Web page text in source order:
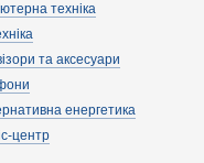
техніка
та аксесуари
енергетика
центр